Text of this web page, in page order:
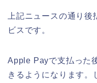
上記ニュースの通り
ビスです。
Apple Payで支払った
きるようになります。